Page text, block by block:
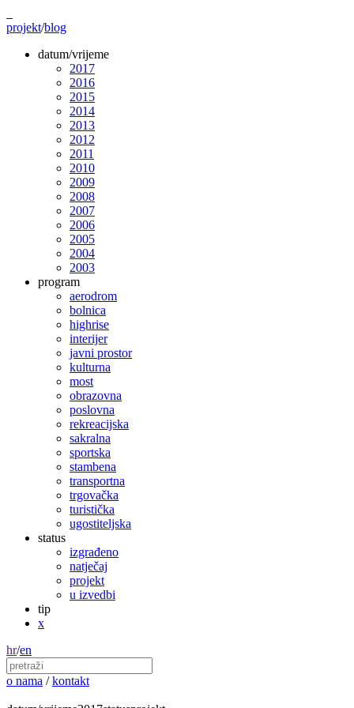
projekt/blog
datum/vrijeme
2017
2016
2015
2014
2013
2012
2011
2010
2009
2008
2007
2006
2005
2004
2003
program
aerodrom
bolnica
highrise
interijer
javni prostor
kulturna
most
obrazovna
poslovna
rekreacijska
sakralna
sportska
stambena
transportna
trgovačka
turistička
ugostiteljska
status
izgrađeno
natječaj
projekt
u izvedbi
tip
x
hr/en
o nama / kontakt